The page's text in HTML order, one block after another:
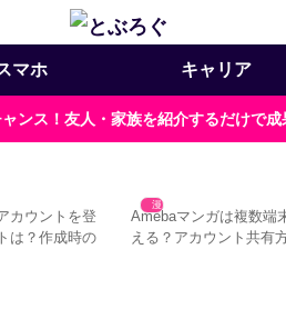
マホ キャリア
ンス！友人・家族を紹介するだけ
カウントを登
は？作成時の
漫画
Amebaマンガは複数端
える？アカウント共有